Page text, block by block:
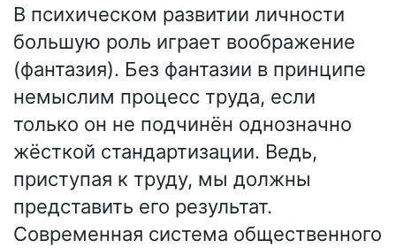
В психическом развитии личности
большую роль играет воображение
(фантазия). Без фантазии в принципе
немыслим процесс труда, если
только он не подчинён однозначно
жёсткой стандартизации. Ведь,
приступая к труду, мы должны
представить его результат.
Современная система общественного